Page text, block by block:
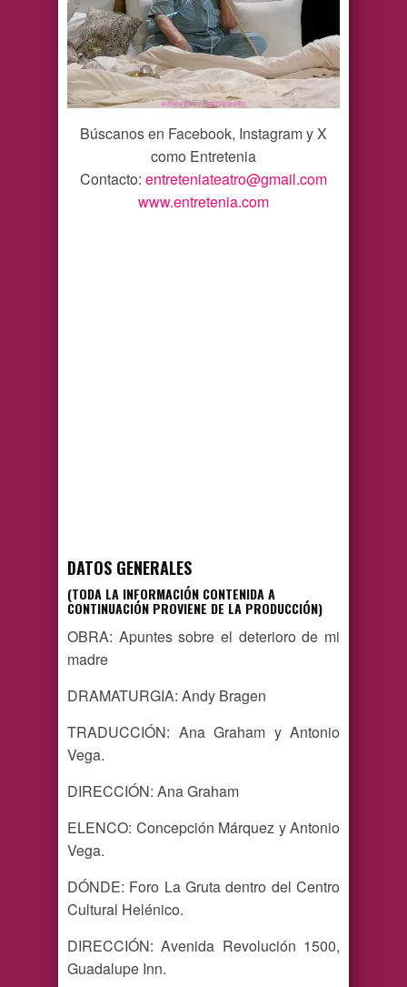
Búscanos en Facebook, Instagram y X
como Entretenia
Contacto: entreteniateatro@gmail.com
www.entretenia.com
DATOS GENERALES
(TODA LA INFORMACIÓN CONTENIDA A
CONTINUACIÓN PROVIENE DE LA PRODUCCIÓN)
OBRA: Apuntes sobre el deterioro de mi
madre
DRAMATURGIA: Andy Bragen
TRADUCCIÓN: Ana Graham y Antonio
Vega.
DIRECCIÓN: Ana Graham
ELENCO: Concepción Márquez y Antonio
Vega.
DÓNDE: Foro La Gruta dentro del Centro
Cultural Helénico.
DIRECCIÓN: Avenida Revolución 1500,
Guadalupe Inn.